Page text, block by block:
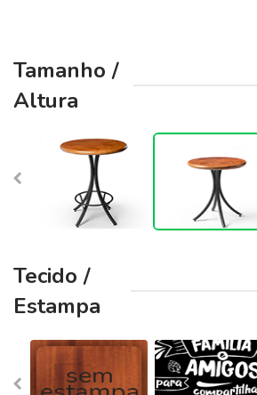
Tamanho /
Altura
Tecido /
Estampa